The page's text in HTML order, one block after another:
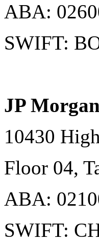
ABA:
SWIFT:
JP
10430
Floor 04,
ABA:
SWIFT: